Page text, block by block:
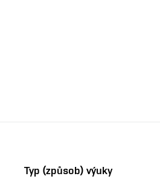
Typ (způsob) výuky